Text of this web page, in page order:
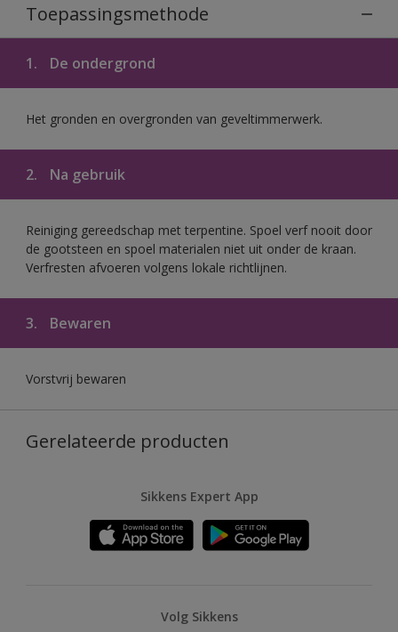
Toepassingsmethode
1. De ondergrond
Het gronden en overgronden van geveltimmerwerk.
2. Na gebruik
Reiniging gereedschap met terpentine. Spoel verf nooit door
de gootsteen en spoel materialen niet uit onder de kraan.
Verfresten afvoeren volgens lokale richtlijnen.
3. Bewaren
Vorstvrij bewaren
Gerelateerde producten
Sikkens Expert App
Volg Sikkens